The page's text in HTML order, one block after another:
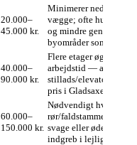
20.000–
45.000 kr.
Minimerer nedrivning
vægge; ofte hurtig
og mindre gener i tætte
byområder som
40.000–
90.000 kr.
Flere etager øger
arbejdstid — adgang
stillads/elevator kan
pris i Gladsaxe.
60.000–
150.000 kr.
Nødvendigt hvis gamle
rør/faldstamme er
svage eller ødelagte;
indgreb i lejligheder.